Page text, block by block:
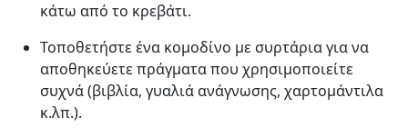
κάτω από το κρεβάτι.
Τοποθετήστε ένα κομοδίνο με συρτάρια για να
αποθηκεύετε πράγματα που χρησιμοποιείτε
συχνά (βιβλία, γυαλιά ανάγνωσης, χαρτομάντιλα
κ.λπ.).